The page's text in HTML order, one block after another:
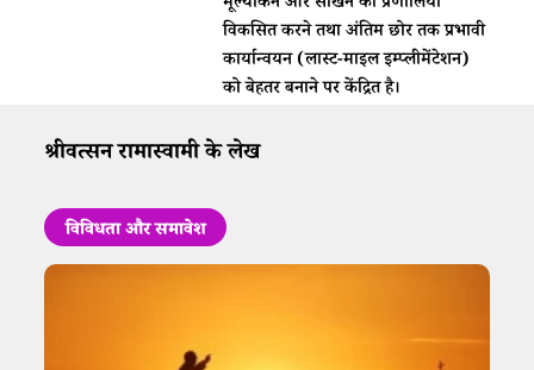
विकसित करने तथा अंतिम छोर तक प्रभावी
कार्यान्वयन (लास्ट-माइल इम्प्लीमेंटेशन)
को बेहतर बनाने पर केंद्रित है।
श्रीवत्सन रामास्वामी के लेख
विविधता और समावेश